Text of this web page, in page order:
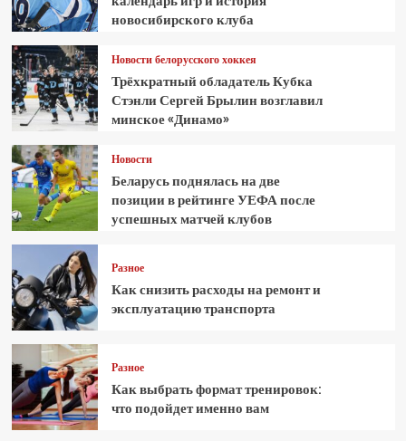
новосибирского клуба
Новости белорусского хоккея
Трёхкратный обладатель Кубка
Стэнли Сергей Брылин возглавил
минское «Динамо»
Новости
Беларусь поднялась на две
позиции в рейтинге УЕФА после
успешных матчей клубов
Разное
Как снизить расходы на ремонт и
эксплуатацию транспорта
Разное
Как выбрать формат тренировок:
что подойдет именно вам